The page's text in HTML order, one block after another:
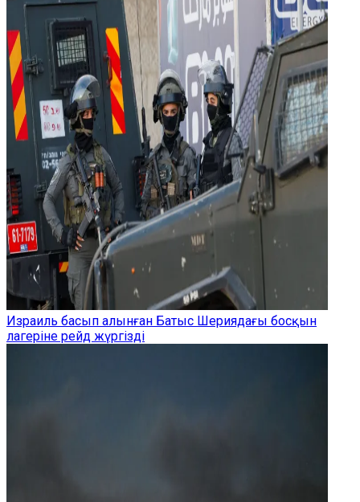
Израиль басып алынған Батыс Шериядағы босқын
лагеріне рейд жүргізді